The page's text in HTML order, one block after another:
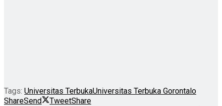
Tags: Universitas TerbukaUniversitas Terbuka Gorontalo
ShareSend TweetShare